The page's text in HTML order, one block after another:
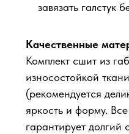
завязать галстук
Качественные
Комплект сшит из
износостойкой
(рекомендуется
яркость и форму.
гарантирует долгий